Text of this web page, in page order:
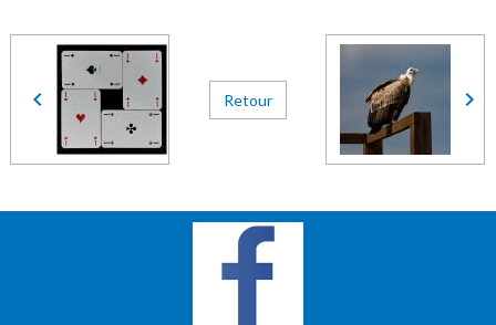
Retour